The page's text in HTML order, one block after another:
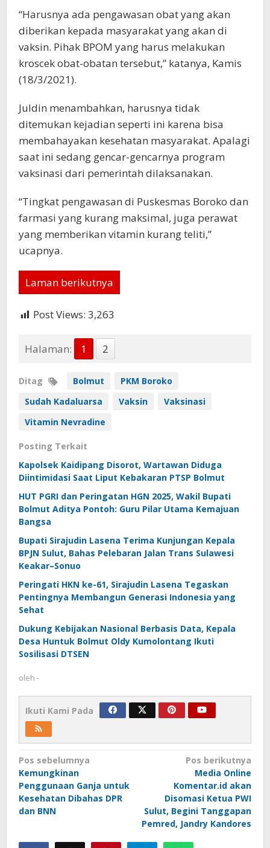
“Harusnya ada pengawasan obat yang akan
diberikan kepada masyarakat yang akan di
vaksin. Pihak BPOM yang harus melakukan
kroscek obat-obatan tersebut,” katanya, Kamis
(18/3/2021).
Juldin menambahkan, harusnya tidak
ditemukan kejadian seperti ini karena bisa
membahayakan kesehatan masyarakat. Apalagi
saat ini sedang gencar-gencarnya program
vaksinasi dari pemerintah dilaksanakan.
“Tingkat pengawasan di Puskesmas Boroko dan
farmasi yang kurang maksimal, juga perawat
yang memberikan vitamin kurang teliti,”
ucapnya.
Laman berikutnya
Post Views: 3,263
Halaman: 1 2
Ditag Bolmut
PKM Boroko
Sudah Kadaluarsa
Vaksin
Vaksinasi
Vitamin Nevradine
Posting Terkait
Kapolsek Kaidipang Disorot, Wartawan Diduga
Diintimidasi Saat Liput Kebakaran PTSP Bolmut
HUT PGRI dan Peringatan HGN 2025, Wakil Bupati
Bolmut Aditya Pontoh: Guru Pilar Utama Kemajuan
Bangsa
Bupati Sirajudin Lasena Terima Kunjungan Kepala
BPJN Sulut, Bahas Pelebaran Jalan Trans Sulawesi
Keakar–Sonuo
Peringati HKN ke-61, Sirajudin Lasena Tegaskan
Pentingnya Membangun Generasi Indonesia yang
Sehat
Dukung Kebijakan Nasional Berbasis Data, Kepala
Desa Huntuk Bolmut Oldy Kumolontang Ikuti
Sosilisasi DTSEN
oleh -
Ikuti Kami Pada
Navigasi
pos
Pos sebelumnya
Kemungkinan
Penggunaan Ganja untuk
Kesehatan Dibahas DPR
dan BNN
Pos berikutnya
Media Online
Komentar.id akan
Disomasi Ketua PWI
Sulut, Begini Tanggapan
Pemred, Jandry Kandores